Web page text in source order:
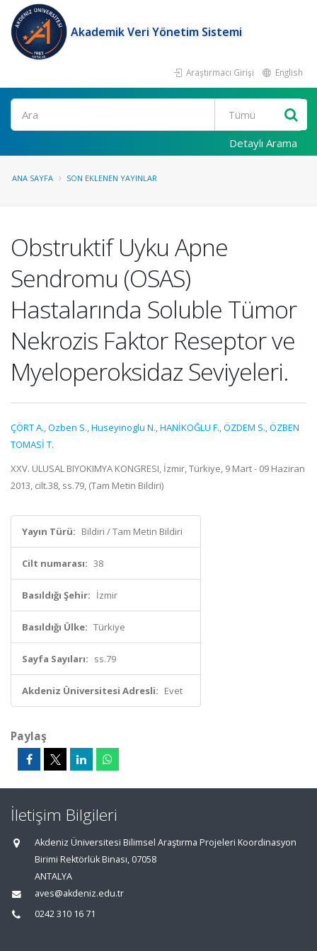
Akademik Veri Yönetim Sistemi
Araştırmacı Girişi English
Ara
Detaylı Arama
ANA SAYFA SON EKLENEN YAYINLAR
Obstruktif Uyku Apne
Sendromu (OSAS)
Hastalarında Soluble Tümor
Nekrozis Faktor Reseptor ve
Myeloperoksidaz Seviyeleri.
ÇÖRT A.,Ozben S.,Huseyinoglu N.,HANİKOĞLU F.,ÖZDEM S.,ÖZBEN
TOMASİ T.
XXV. ULUSAL BIYOKIMYA KONGRESI, İzmir, Türkiye, 9 Mart - 09 Haziran
2013, cilt.38, ss.79, (Tam Metin Bildiri)
Yayın Türü: Bildiri / Tam Metin Bildiri
Cilt numarası: 38
Basıldığı Şehir: İzmir
Basıldığı Ülke: Türkiye
Sayfa Sayıları: ss.79
Akdeniz Üniversitesi Adresli: Evet
Paylaş
İletişim Bilgileri
Akdeniz Üniversitesi Bilimsel Araştırma Projeleri Koordinasyon
Birimi Rektörlük Binası, 07058
ANTALYA
aves@akdeniz.edu.tr
0242 310 16 71